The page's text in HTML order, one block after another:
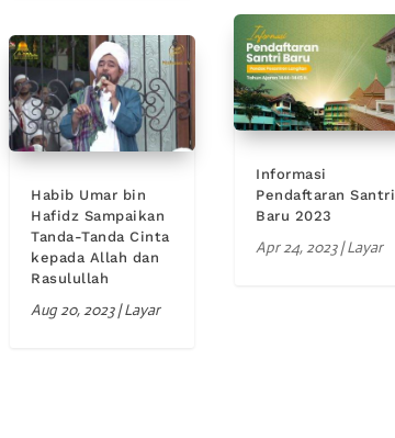
Habib Umar bin
Hafidz Sampaikan
Tanda-Tanda Cinta
kepada Allah dan
Rasulullah
Aug 20, 2023|Layar
Informasi
Pendaftaran Santri
Baru 2023
Apr 24, 2023|Layar